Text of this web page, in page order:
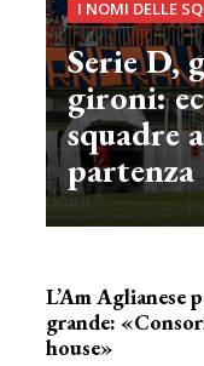
I NOMI DELLE
Serie D,
gironi:
squadre
partenza
L’Am Aglianese
grande:
house»